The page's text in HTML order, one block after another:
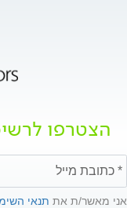
הצטרפו
אני מאשר/ת את תנאי